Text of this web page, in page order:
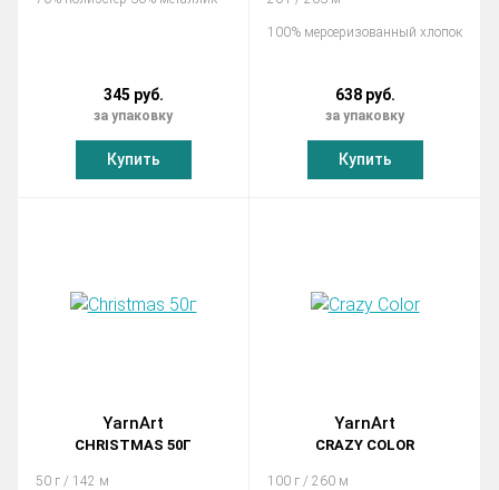
345 руб.
за упаковку
Купить
100% мерсеризованный хлопок
638 руб.
за упаковку
Купить
YarnArt
CHRISTMAS 50Г
50 г / 142 м
YarnArt
CRAZY COLOR
100 г / 260 м